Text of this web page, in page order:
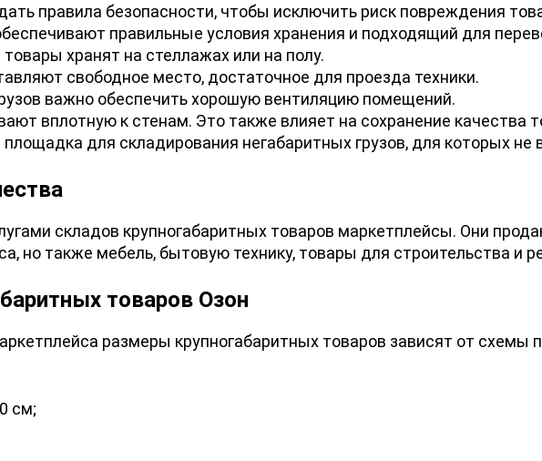
правила безопасности, чтобы исключить риск повреждения
правильные условия хранения и подходящий для
хранят на стеллажах или на полу.
свободное место, достаточное для проезда техники.
важно обеспечить хорошую вентиляцию помещений.
вплотную к стенам. Это также влияет на сохранение качества
для складирования негабаритных грузов, для которых
складов крупногабаритных товаров маркетплейсы. Они
но также мебель, бытовую технику, товары для строительства и
товаров Озон
размеры крупногабаритных товаров зависят от схемы
см;